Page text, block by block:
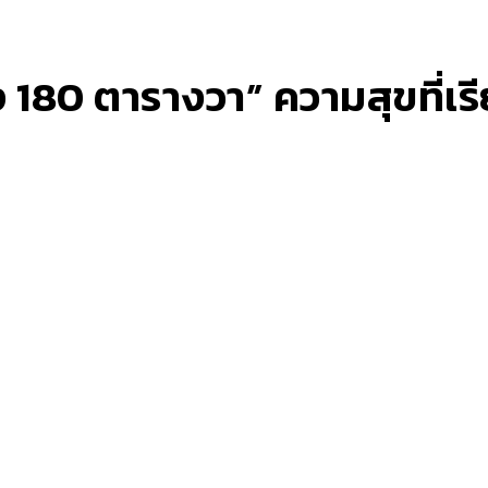
ตารางวา” ความสุขที่